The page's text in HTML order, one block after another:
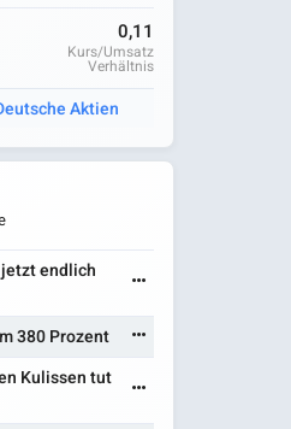
0,11
Kurs/Umsatz
Verhältnis
Aktien
endlich
380 Prozent
Kulissen tut